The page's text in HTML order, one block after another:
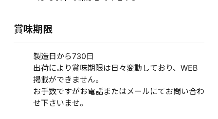
賞味期限
製造日から730日
出荷により賞味期限は日々変動しており、WEB
掲載ができません。
お手数ですがお電話またはメールにてお問い合わ
せ下さいませ。